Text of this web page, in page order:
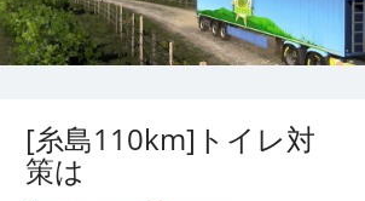
[糸島110km]トイレ対
策は